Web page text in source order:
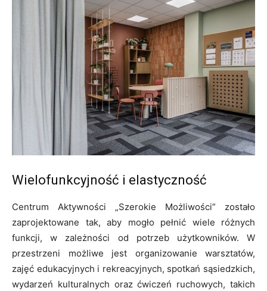
Wielofunkcyjność i elastyczność
Centrum Aktywności „Szerokie Możliwości” zostało
zaprojektowane tak, aby mogło pełnić wiele różnych
funkcji, w zależności od potrzeb użytkowników. W
przestrzeni możliwe jest organizowanie warsztatów,
zajęć edukacyjnych i rekreacyjnych, spotkań sąsiedzkich,
wydarzeń kulturalnych oraz ćwiczeń ruchowych, takich